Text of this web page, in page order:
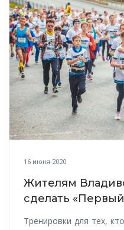
16 июня 2020
Жителям
сделать
Тренировки для тех,